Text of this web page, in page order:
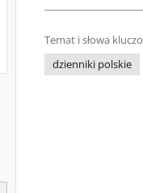
Temat i słowa
dzienniki polskie